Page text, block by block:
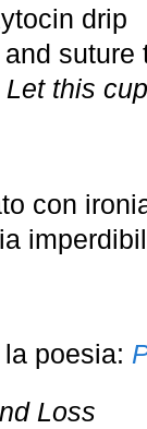
drip
suture
Let this
con
poesia:
Loss